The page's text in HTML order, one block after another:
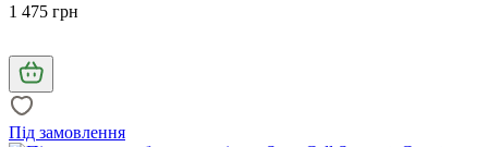
1 475 грн
Під замовлення